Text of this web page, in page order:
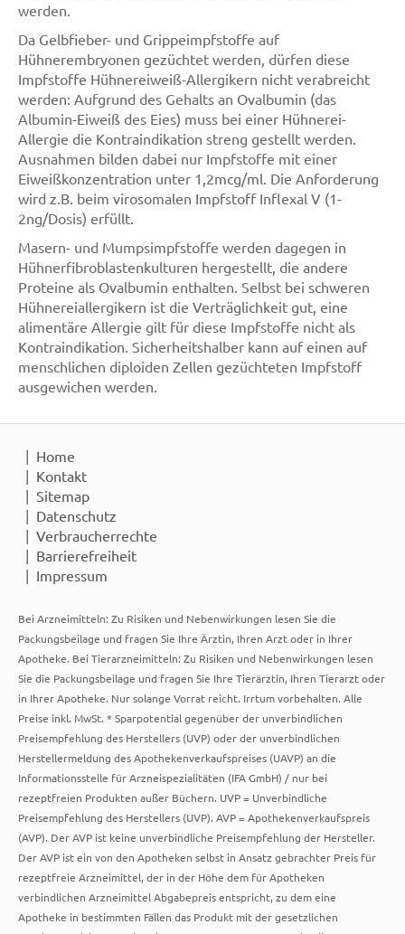
werden.
Da Gelbfieber- und Grippeimpfstoffe auf
Hühnerembryonen gezüchtet werden, dürfen diese
Impfstoffe Hühnereiweiß-Allergikern nicht verabreicht
werden: Aufgrund des Gehalts an Ovalbumin (das
Albumin-Eiweiß des Eies) muss bei einer Hühnerei-
Allergie die Kontraindikation streng gestellt werden.
Ausnahmen bilden dabei nur Impfstoffe mit einer
Eiweißkonzentration unter 1,2mcg/ml. Die Anforderung
wird z.B. beim virosomalen Impfstoff Inflexal V (1-
2ng/Dosis) erfüllt.
Masern- und Mumpsimpfstoffe werden dagegen in
Hühnerfibroblastenkulturen hergestellt, die andere
Proteine als Ovalbumin enthalten. Selbst bei schweren
Hühnereiallergikern ist die Verträglichkeit gut, eine
alimentäre Allergie gilt für diese Impfstoffe nicht als
Kontraindikation. Sicherheitshalber kann auf einen auf
menschlichen diploiden Zellen gezüchteten Impfstoff
ausgewichen werden.
Home
Kontakt
Sitemap
Datenschutz
Verbraucherrechte
Barrierefreiheit
Impressum
Bei Arzneimitteln: Zu Risiken und Nebenwirkungen lesen Sie die
Packungsbeilage und fragen Sie Ihre Ärztin, Ihren Arzt oder in Ihrer
Apotheke. Bei Tierarzneimitteln: Zu Risiken und Nebenwirkungen lesen
Sie die Packungsbeilage und fragen Sie Ihre Tierärztin, Ihren Tierarzt oder
in Ihrer Apotheke. Nur solange Vorrat reicht. Irrtum vorbehalten. Alle
Preise inkl. MwSt. * Sparpotential gegenüber der unverbindlichen
Preisempfehlung des Herstellers (UVP) oder der unverbindlichen
Herstellermeldung des Apothekenverkaufspreises (UAVP) an die
Informationsstelle für Arzneispezialitäten (IFA GmbH) / nur bei
rezeptfreien Produkten außer Büchern. UVP = Unverbindliche
Preisempfehlung des Herstellers (UVP). AVP = Apothekenverkaufspreis
(AVP). Der AVP ist keine unverbindliche Preisempfehlung der Hersteller.
Der AVP ist ein von den Apotheken selbst in Ansatz gebrachter Preis für
rezeptfreie Arzneimittel, der in der Höhe dem für Apotheken
verbindlichen Arzneimittel Abgabepreis entspricht, zu dem eine
Apotheke in bestimmten Fällen das Produkt mit der gesetzlichen